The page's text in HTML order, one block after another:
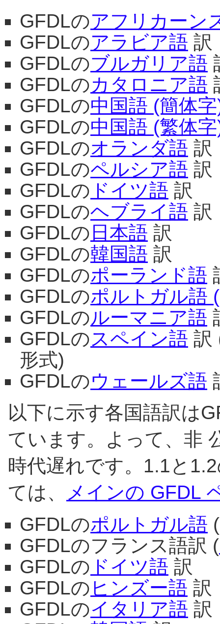
GFDLのアフリカーン
GFDLのアラビア語 訳
GFDLのブルガリア語
GFDLのカタロニア語
GFDLの中国語 (簡体
GFDLの中国語 (繁体
GFDLのオランダ語 訳
GFDLのペルシア語 訳
GFDLの ドイツ語 訳
GFDLのヘブライ語 訳
GFDLの 日本語 訳
GFDLの韓国語 訳
GFDLのポーランド語
GFDLのポルトガル語
GFDLのルーマニア語
GFDLのスペイン語 訳
形式)
GFDLのウェールズ語
以下に示す各国語訳は
ています。よって、非
時代遅れです。1.1と
ては、
メインの GFDL
GFDLのポルトガル語
GFDLのフランス語訳 (
GFDLの ドイツ語 訳
GFDLの ヒンズー語 訳
GFDLのイタリア語 訳